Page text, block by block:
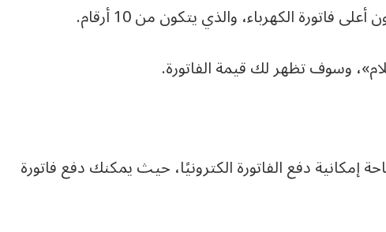
فاتورة الكهرباء، والذي يتكون من 10 أرقام.
وسوف تظهر لك قيمة الفاتورة.
إمكانية دفع الفاتورة الكترونيًا، حيث يمكنك دفع فاتورة